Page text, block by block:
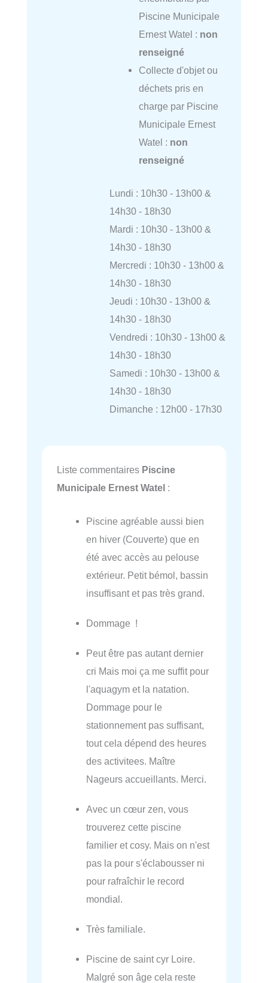
Piscine Municipale
Ernest Watel : non
renseigné
Collecte d'objet ou
déchets pris en
charge par Piscine
Municipale Ernest
Watel : non
renseigné
Lundi : 10h30 - 13h00 &
14h30 - 18h30
Mardi : 10h30 - 13h00 &
14h30 - 18h30
Mercredi : 10h30 - 13h00 &
14h30 - 18h30
Jeudi : 10h30 - 13h00 &
14h30 - 18h30
Vendredi : 10h30 - 13h00 &
14h30 - 18h30
Samedi : 10h30 - 13h00 &
14h30 - 18h30
Dimanche : 12h00 - 17h30
Liste commentaires Piscine
Municipale Ernest Watel :
Piscine agréable aussi bien
en hiver (Couverte) que en
été avec accès au pelouse
extérieur. Petit bémol, bassin
insuffisant et pas très grand.
Dommage !
Peut être pas autant dernier
cri Mais moi ça me suffit pour
l'aquagym et la natation.
Dommage pour le
stationnement pas suffisant,
tout cela dépend des heures
des activitees. Maître
Nageurs accueillants. Merci.
Avec un cœur zen, vous
trouverez cette piscine
familier et cosy. Mais on n'est
pas la pour s'éclabousser ni
pour rafraîchir le record
mondial.
Très familiale.
Piscine de saint cyr Loire.
Malgré son âge cela reste